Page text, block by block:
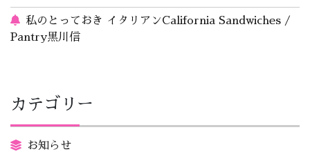
私のとっておき イタリアンCalifornia Sandwiches /
Pantry黒川信
カテゴリー
お知らせ